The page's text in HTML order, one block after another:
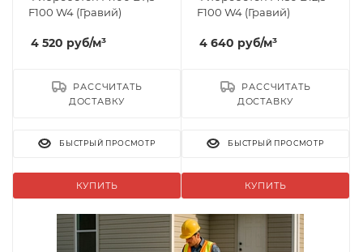
F100 W4 (Гравий)
4 520 руб/м³
КУПИТЬ
РАССЧИТАТЬ
ДОСТАВКУ
БЫСТРЫЙ ПРОСМОТР
F100 W4 (Гравий)
4 640 руб/м³
КУПИТЬ
РАССЧИТАТЬ
ДОСТАВКУ
БЫСТРЫЙ ПРОСМОТР